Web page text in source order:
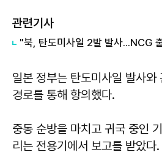
관련기사
"북, 탄도미사일 2발 발사...NCG
일본 정부는 탄도미사일 발사와
경로를 통해 항의했다.
중동 순방을 마치고 귀국 중인
리는 전용기에서 보고를 받았다